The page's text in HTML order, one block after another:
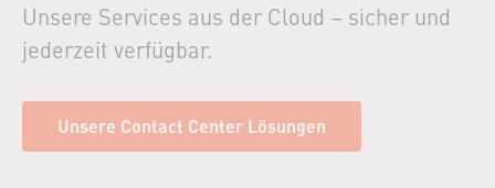
Unsere Services aus der Cloud – sicher und
jederzeit verfügbar.
Unsere Contact Center Lösungen